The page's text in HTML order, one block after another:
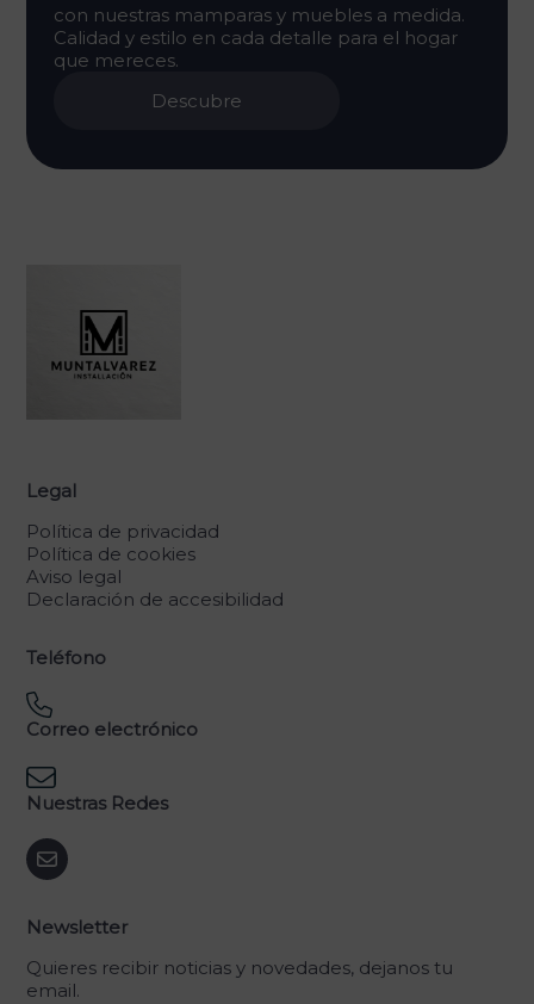
con nuestras mamparas y muebles a medida.
Calidad y estilo en cada detalle para el hogar
que mereces.
Descubre
Legal
Política de privacidad
Política de cookies
Aviso legal
Declaración de accesibilidad
Teléfono
Correo electrónico
Nuestras Redes
Newsletter
Quieres recibir noticias y novedades, dejanos tu
email.